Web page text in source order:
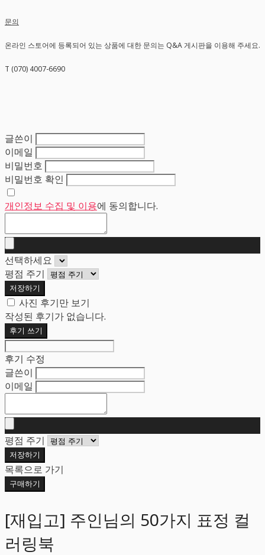
문의
온라인 스토어에 등록되어 있는 상품에 대한 문의는 Q&A 게시판을 이용해 주세요.
T (070) 4007-6690
글쓴이
이메일
비밀번호
비밀번호 확인
개인정보 수집 및 이용에 동의합니다.
선택하세요
평점 주기
저장하기
사진 후기만 보기
작성된 후기가 없습니다.
후기 쓰기
후기 수정
글쓴이
이메일
평점 주기
저장하기
목록으로 가기
구매하기
[재입고] 주인님의 50가지 표정 컬
러링북